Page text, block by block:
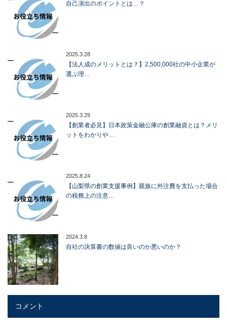
自己演出のポイントとは…？
2025.3.28
【法人成のメリットとは？】2,500,000社の中小企業が
選ぶ理…
2025.3.29
【創業者必見】日本政策金融公庫の創業融資とは？メリ
ットをわかりや…
2025.8.24
【山梨県の創業支援事例】親族に外注費を支払った場合
の税務上の注意…
2024.3.8
自社の決算書の数値は良いのか悪いのか？
コメント